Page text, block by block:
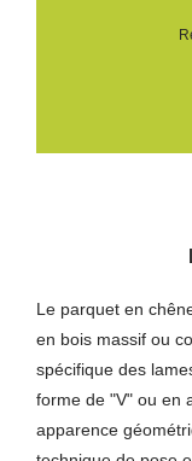
Le parquet en
en bois massif ou
spécifique des
forme de "V" ou en
apparence